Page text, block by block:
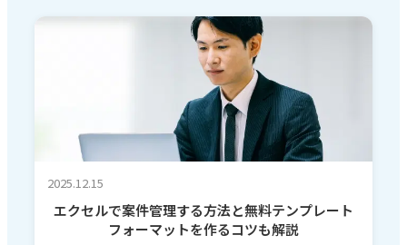
2025.12.15
エクセルで案件管理する方法と無料テンプレート
フォーマットを作るコツも解説